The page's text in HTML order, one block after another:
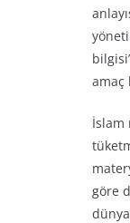
amaç
İslam
göre